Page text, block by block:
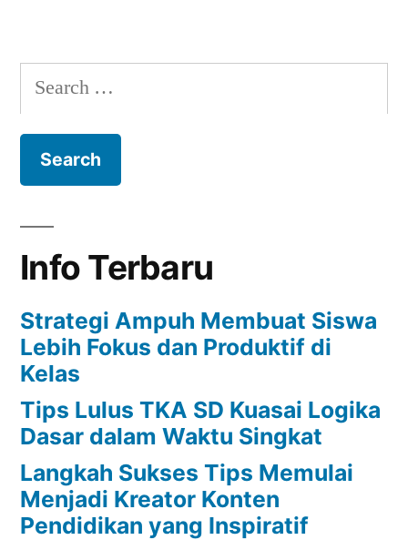
Soal
2021
Search
for:
Info Terbaru
Strategi Ampuh Membuat Siswa
Lebih Fokus dan Produktif di
Kelas
Tips Lulus TKA SD Kuasai Logika
Dasar dalam Waktu Singkat
Langkah Sukses Tips Memulai
Menjadi Kreator Konten
Pendidikan yang Inspiratif